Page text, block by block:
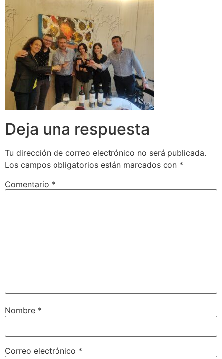
Deja una respuesta
Tu dirección de correo electrónico no será publicada.
Los campos obligatorios están marcados con *
Comentario *
Nombre *
Correo electrónico *